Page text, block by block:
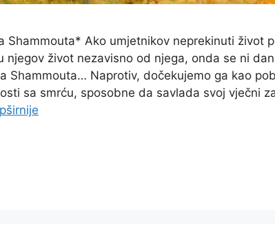
Shammouta* Ako umjetnikov neprekinuti život
njegov život nezavisno od njega, onda se ni
Shammouta… Naprotiv, dočekujemo ga kao
sa smrću, sposobne da savlada svoj vječni